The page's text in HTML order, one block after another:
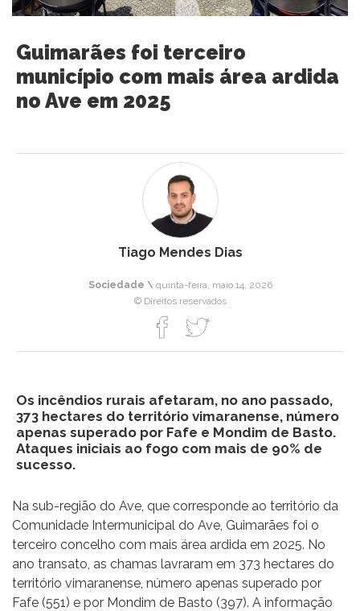
Guimarães foi terceiro
município com mais área ardida
no Ave em 2025
Tiago Mendes Dias
Sociedade \ quinta-feira, maio 14, 2026
© Direitos reservados
Os incêndios rurais afetaram, no ano passado,
373 hectares do território vimaranense, número
apenas superado por Fafe e Mondim de Basto.
Ataques iniciais ao fogo com mais de 90% de
sucesso.
Na sub-região do Ave, que corresponde ao território da
Comunidade Intermunicipal do Ave, Guimarães foi o
terceiro concelho com mais área ardida em 2025. No
ano transato, as chamas lavraram em 373 hectares do
território vimaranense, número apenas superado por
Fafe (551) e por Mondim de Basto (397). A informação